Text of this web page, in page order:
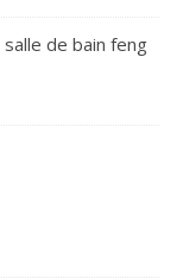
salle de bain feng